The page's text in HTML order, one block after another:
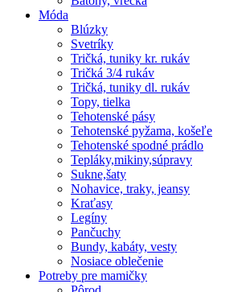
Móda
Blúzky
Svetríky
Tričká, tuniky kr. rukáv
Tričká 3/4 rukáv
Tričká, tuniky dl. rukáv
Topy, tielka
Tehotenské pásy
Tehotenské pyžama, košeľe
Tehotenské spodné prádlo
Tepláky,mikiny,súpravy
Sukne,šaty
Nohavice, traky, jeansy
Kraťasy
Legíny
Pančuchy
Bundy, kabáty, vesty
Nosiace oblečenie
Potreby pre mamičky